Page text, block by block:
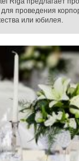
проведения
или юбилея.